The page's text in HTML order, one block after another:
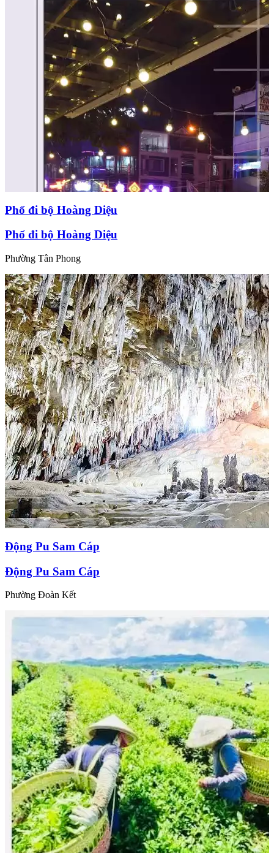
Phố đi bộ Hoàng Diệu
Phố đi bộ Hoàng Diệu
Phường Tân Phong
Động Pu Sam Cáp
Động Pu Sam Cáp
Phường Đoàn Kết